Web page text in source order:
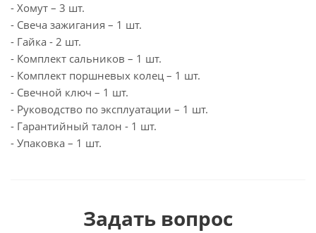
- Хомут – 3 шт.
- Свеча зажигания – 1 шт.
- Гайка - 2 шт.
- Комплект сальников – 1 шт.
- Комплект поршневых колец – 1 шт.
- Свечной ключ – 1 шт.
- Руководство по эксплуатации – 1 шт.
- Гарантийный талон - 1 шт.
- Упаковка – 1 шт.
Задать вопрос